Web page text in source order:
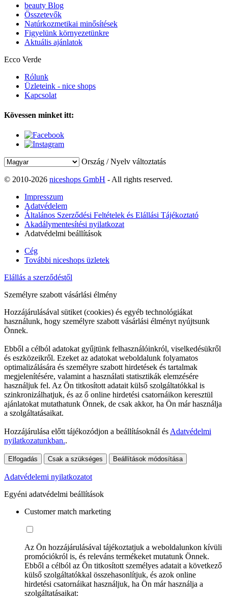
beauty Blog
Összetevők
Natúrkozmetikai minősítések
Figyelünk környezetünkre
Aktuális ajánlatok
Ecco Verde
Rólunk
Üzleteink - nice shops
Kapcsolat
Kövessen minket itt:
Ország / Nyelv változtatás
© 2010-2026 niceshops GmbH - All rights reserved.
Impresszum
Adatvédelem
Általános Szerződési Feltételek és Elállási Tájékoztató
Akadálymentesítési nyilatkozat
Adatvédelmi beállítások
Cég
További niceshops üzletek
Elállás a szerződéstől
Személyre szabott vásárlási élmény
Hozzájárulásával sütiket (cookies) és egyéb technológiákat
használunk, hogy személyre szabott vásárlási élményt nyújtsunk
Önnek.
Ebből a célból adatokat gyűjtünk felhasználóinkról, viselkedésükről
és eszközeikről. Ezeket az adatokat weboldalunk folyamatos
optimalizálására és személyre szabott hirdetések és tartalmak
megjelenítésére, valamint a használati statisztikák elemzésére
használjuk fel. Az Ön titkosított adatait külső szolgáltatókkal is
szinkronizálhatjuk, és az ő online hirdetési csatornáikon keresztül
ajánlatokat mutathatunk Önnek, de csak akkor, ha Ön már használja
a szolgáltatásaikat.
Hozzájárulása előtt tájékozódjon a beállításoknál és Adatvédelmi
nyilatkozatunkban..
Elfogadás Csak a szükséges Beállítások módosítása
Adatvédelemi nyilatkozatot
Egyéni adatvédelmi beállítások
Customer match marketing
Az Ön hozzájárulásával tájékoztatjuk a weboldalunkon kívüli
promóciókról is, és releváns termékeket mutatunk Önnek.
Ebből a célból az Ön titkosított személyes adatait a következő
külső szolgáltatókkal összehasonlítjuk, és azok online
hirdetési csatornáikat használjuk, ha Ön már használja a
szolgáltatásaikat: